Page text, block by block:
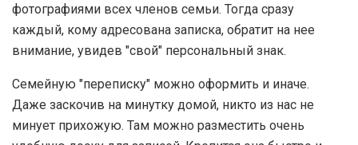
фотографиями всех членов семьи. Тогда сразу
каждый, кому адресована записка, обратит на нее
внимание, увидев ″свой″ персональный знак.
Семейную ″переписку″ можно оформить и иначе.
Даже заскочив на минутку домой, никто из нас не
минует прихожую. Там можно разместить очень